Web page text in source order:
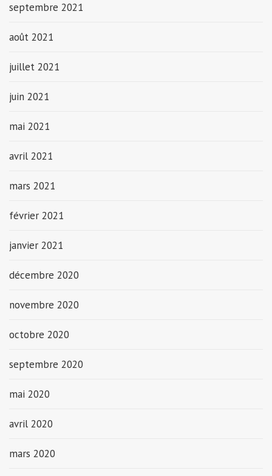
septembre 2021
août 2021
juillet 2021
juin 2021
mai 2021
avril 2021
mars 2021
février 2021
janvier 2021
décembre 2020
novembre 2020
octobre 2020
septembre 2020
mai 2020
avril 2020
mars 2020